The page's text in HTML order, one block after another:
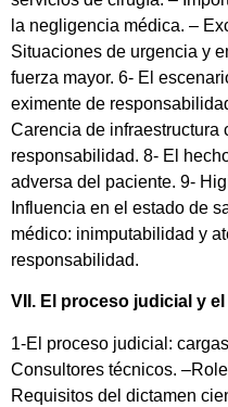
la negligencia médica. –
Situaciones de urgencia y
fuerza mayor. 6- El
eximente de
Carencia de infraestructura
responsabilidad. 8- El
adversa del paciente. 9-
Influencia en el estado de
médico: inimputabilidad y
responsabilidad.
VII. El proceso judicial y
1-El proceso judicial:
Consultores técnicos.
Requisitos del dictamen